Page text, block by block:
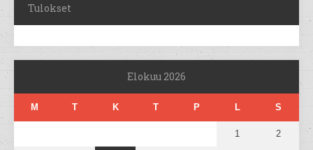
Tulokset
Elokuu 2026
M T K T P L S
1 2